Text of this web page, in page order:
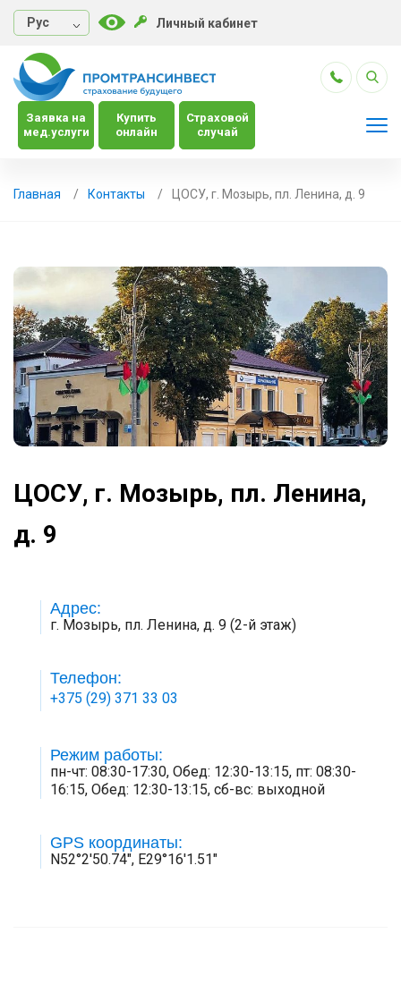
Руc Личный кабинет
Заявка на
мед.услуги
Купить
онлайн
Страховой
случай
Главная Контакты ЦОСУ, г. Мозырь, пл. Ленина, д. 9
ЦОСУ, г. Мозырь, пл. Ленина,
д. 9
Адрес:
г. Мозырь, пл. Ленина, д. 9 (2-й этаж)
Телефон:
+375 (29) 371 33 03
Режим работы:
пн-чт: 08:30-17:30, Обед: 12:30-13:15, пт: 08:30-
16:15, Обед: 12:30-13:15, сб-вс: выходной
GPS координаты:
N52°2'50.74", E29°16'1.51"